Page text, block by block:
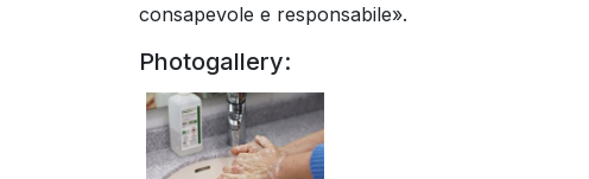
consapevole e responsabile».
Photogallery: